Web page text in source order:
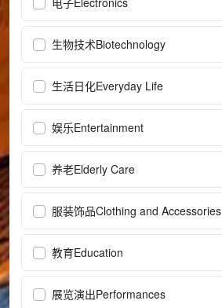
电子Electronics
生物技术Biotechnology
生活日化Everyday Life
娱乐Entertainment
养老Elderly Care
服装饰品Clothing and Accessories
教育Education
展览演出Performances